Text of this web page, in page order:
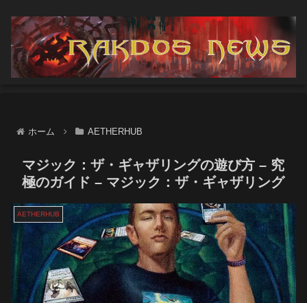
ホーム AETHERHUB
マジック：ザ・ギャザリングの遊び方 – 究
極のガイド – マジック：ザ・ギャザリング
AETHERHUB